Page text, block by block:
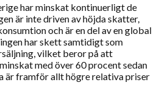
har minskat kontinuerligt de
är inte driven av höjda skatter,
och är en del av en global
har skett samtidigt som
vilket beror på att
med över 60 procent sedan
är framför allt högre relativa priser